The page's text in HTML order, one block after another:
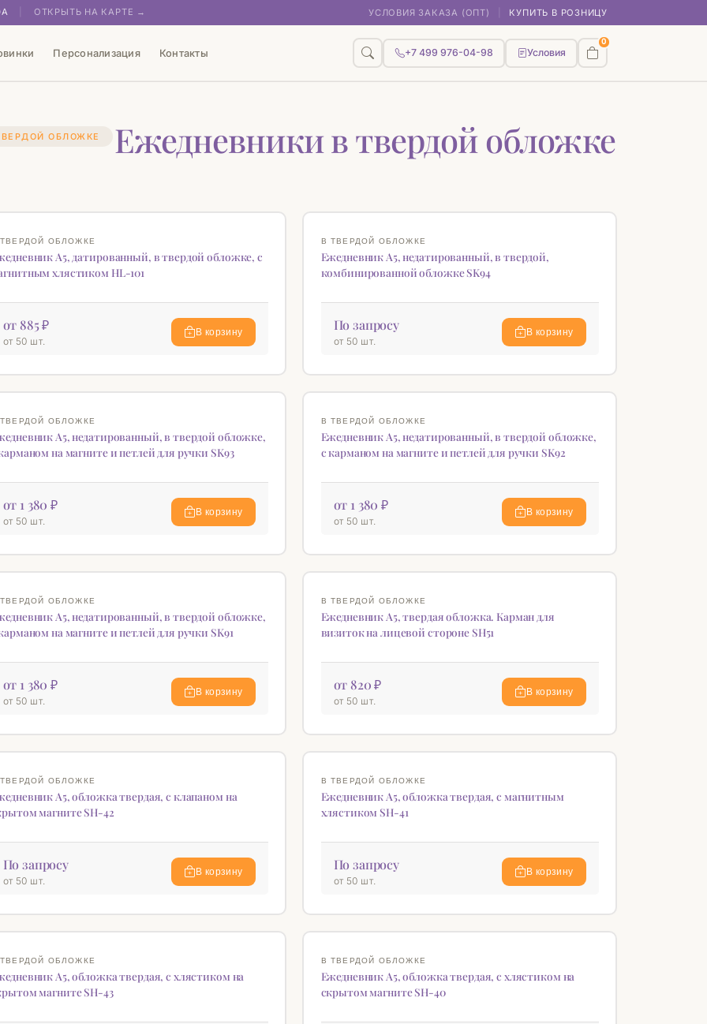
ОТКРЫТЬ НА КАРТЕ → УСЛОВИЯ ЗАКАЗА (ОПТ) КУПИТЬ В РОЗНИЦУ
Персонализация Контакты +7 499 976-04-98 Условия
0
ОБЛОЖКЕ Ежедневники в твердой обложке
ОБЛОЖКЕ
А5, датированный, в твердой обложке, с
хлястиком HL-101
от 885 ₽
от 50 шт.
В корзину
В ТВЕРДОЙ ОБЛОЖКЕ
Ежедневник А5, недатированный, в твердой,
комбинированной обложке SK94
По запросу
от 50 шт.
В корзину
ОБЛОЖКЕ
А5, недатированный, в твердой обложке,
на магните и петлей для ручки SK93
от 1 380 ₽
от 50 шт.
В корзину
В ТВЕРДОЙ ОБЛОЖКЕ
Ежедневник А5, недатированный, в твердой обложке,
с карманом на магните и петлей для ручки SK92
от 1 380 ₽
от 50 шт.
В корзину
ОБЛОЖКЕ
А5, недатированный, в твердой обложке,
на магните и петлей для ручки SK91
от 1 380 ₽
от 50 шт.
В корзину
В ТВЕРДОЙ ОБЛОЖКЕ
Ежедневник А5, твердая обложка. Карман для
визиток на лицевой стороне SH51
от 820 ₽
от 50 шт.
В корзину
ОБЛОЖКЕ
А5, обложка твердая, с клапаном на
магните SH-42
По запросу
от 50 шт.
В корзину
В ТВЕРДОЙ ОБЛОЖКЕ
Ежедневник А5, обложка твердая, с магнитным
хлястиком SH-41
По запросу
от 50 шт.
В корзину
ОБЛОЖКЕ
А5, обложка твердая, с хлястиком на
магните SH-43
В ТВЕРДОЙ ОБЛОЖКЕ
Ежедневник А5, обложка твердая, с хлястиком на
скрытом магните SH-40